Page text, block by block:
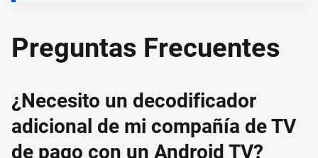
Preguntas Frecuentes
¿Necesito un decodificador
adicional de mi compañía de TV
de pago con un Android TV?